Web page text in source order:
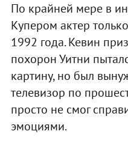
По крайней мере в
Купером актер
1992 года. Кевин
похорон Уитни
картину, но был
телевизор по
просто не смог
эмоциями.